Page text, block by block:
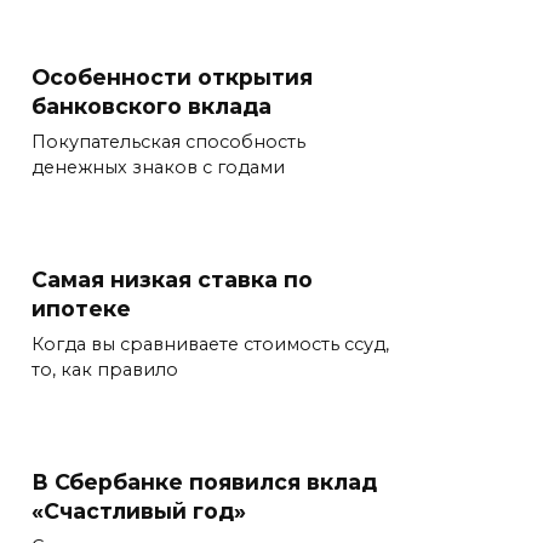
Особенности открытия
банковского вклада
Покупательская способность
денежных знаков с годами
Самая низкая ставка по
ипотеке
Когда вы сравниваете стоимость ссуд,
то, как правило
В Сбербанке появился вклад
«Счастливый год»